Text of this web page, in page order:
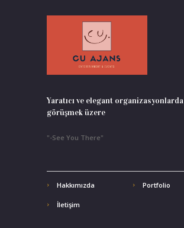
Yaratıcı ve elegant organizasyonlarda
görüşmek üzere
"-See You There"
Hakkımızda Portfolio
İletişim